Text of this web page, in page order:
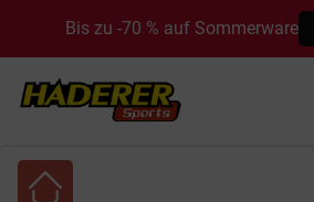
Bis zu -70 % auf Sommerware